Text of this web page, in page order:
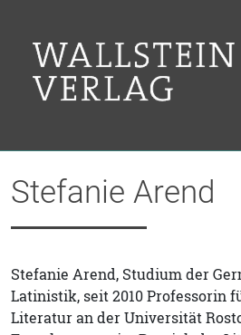
Stefanie Arend
Stefanie Arend, Studium der
Latinistik, seit 2010 Professorin
Literatur an der Universität